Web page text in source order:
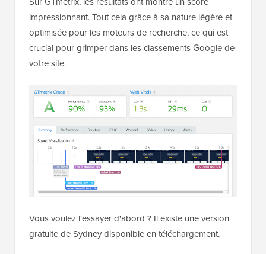
impressionnant. Tout cela grâce à sa nature légère et
optimisée pour les moteurs de recherche, ce qui est
crucial pour grimper dans les classements Google de
votre site.
Vous voulez l'essayer d'abord ? Il existe une version
gratuite de Sydney disponible en téléchargement.